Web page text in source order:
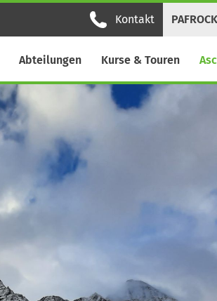
PAFROCK
Kontakt
Abteilungen Kurse & Touren